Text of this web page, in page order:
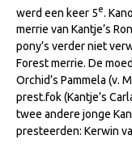
Zoek een
Informatie
Onze fokkerij
werd een keer 5e.
merrie van Kantje’s
pony’s verder niet
Forest merrie. De
Orchid’s Pammela (v.
prest.fok (Kantje’s
twee andere jonge
presteerden: Kerwin